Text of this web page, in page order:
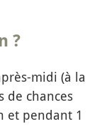
?
midi (à la
de chances
et pendant 1